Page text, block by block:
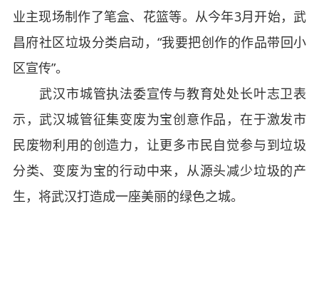
业主现场制作了笔盒、花篮等。从今年3月开始，武
昌府社区垃圾分类启动，“我要把创作的作品带回小
区宣传”。
武汉市城管执法委宣传与教育处处长叶志卫表
示，武汉城管征集变废为宝创意作品，在于激发市
民废物利用的创造力，让更多市民自觉参与到垃圾
分类、变废为宝的行动中来，从源头减少垃圾的产
生，将武汉打造成一座美丽的绿色之城。